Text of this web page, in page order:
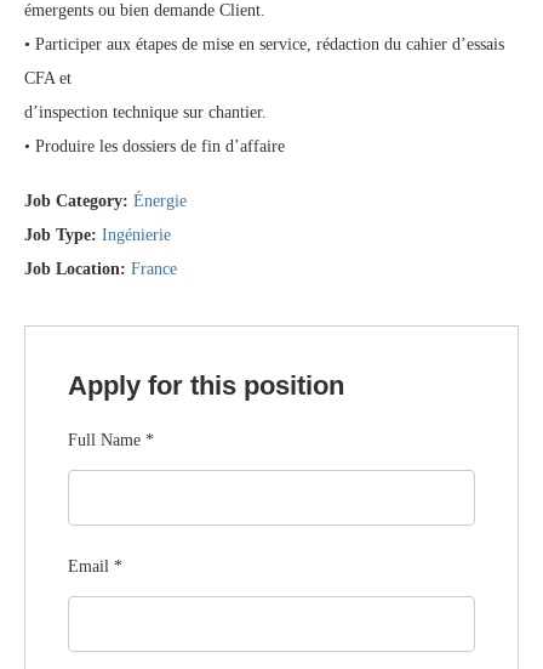
émergents ou bien demande Client.
• Participer aux étapes de mise en service, rédaction du cahier d’essais
CFA et
d’inspection technique sur chantier.
• Produire les dossiers de fin d’affaire
Job Category: Énergie
Job Type: Ingénierie
Job Location: France
Apply for this position
Full Name *
Email *